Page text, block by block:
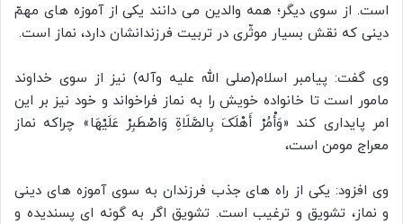
است. از سوی دیگر؛ همه والدین می دانند یکی از آموزه های مهمّ
دینی که نقش بسیار موثّری در تربیت فرزندانشان دارد، نماز است.
وی گفت: پیامبر اسلام(صلی الله علیه وآله) نیز از سوی خداوند
مامور است تا خانواده خویش را به نماز فراخواند و خود نیز بر این
امر پایداری کند «وَأْمُرْ أَهْلَکَ بِالصَّلَاةِ وَاصْطَبِرْ عَلَیْهَا» چراکه نماز
معراج مومن است،
وی افزود: یکی از راه های جذب فرزندان به سوی آموزه های دینی
و نماز، تشویق و ترغیب است. تشویق اگر به گونه ای پسندیده و